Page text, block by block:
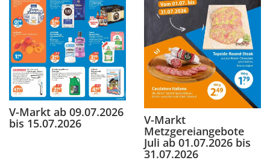
V-Markt ab 09.07.2026
bis 15.07.2026 V-Markt
Metzgereiangebote
Juli ab 01.07.2026 bis
31.07.2026